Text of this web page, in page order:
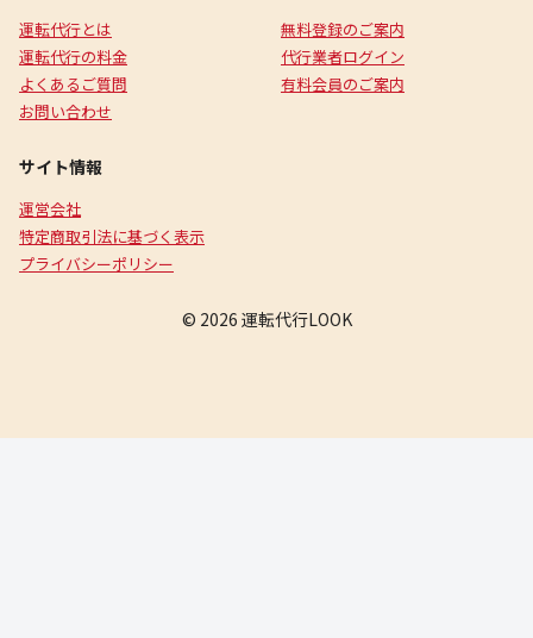
運転代行とは
運転代行の料金
よくあるご質問
お問い合わせ
無料登録のご案内
代行業者ログイン
有料会員のご案内
サイト情報
運営会社
特定商取引法に基づく表示
プライバシーポリシー
© 2026 運転代行LOOK